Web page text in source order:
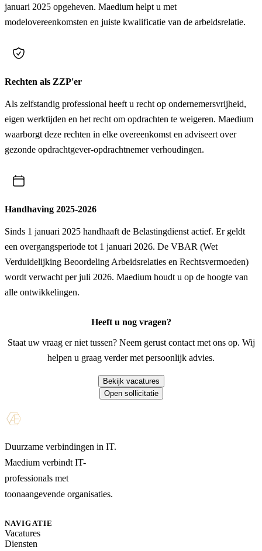
januari 2025 opgeheven. Maedium helpt u met
modelovereenkomsten en juiste kwalificatie van de arbeidsrelatie.
Rechten als ZZP'er
Als zelfstandig professional heeft u recht op ondernemersvrijheid,
eigen werktijden en het recht om opdrachten te weigeren. Maedium
waarborgt deze rechten in elke overeenkomst en adviseert over
gezonde opdrachtgever-opdrachtnemer verhoudingen.
Handhaving 2025-2026
Sinds 1 januari 2025 handhaaft de Belastingdienst actief. Er geldt
een overgangsperiode tot 1 januari 2026. De VBAR (Wet
Verduidelijking Beoordeling Arbeidsrelaties en Rechtsvermoeden)
wordt verwacht per juli 2026. Maedium houdt u op de hoogte van
alle ontwikkelingen.
Heeft u nog vragen?
Staat uw vraag er niet tussen? Neem gerust contact met ons op. Wij
helpen u graag verder met persoonlijk advies.
Bekijk vacatures
Open sollicitatie
Duurzame verbindingen in IT.
Maedium verbindt IT-
professionals met
toonaangevende organisaties.
NAVIGATIE
Vacatures
Diensten